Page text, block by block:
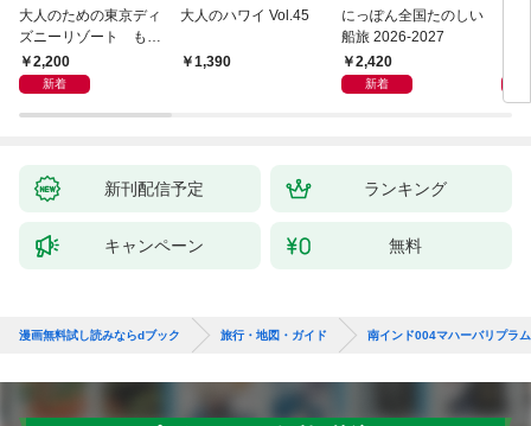
大人のための東京ディ
ズニーリゾート もっ
とやさしいガイド
2,200
新着
大人のハワイ Vol.45
1,390
にっぽん全国たのしい
船旅 2026-2027
2,420
新着
新刊配信予定 ランキング
キャンペーン 無料
漫画無料試し読みならdブック 旅行・地図・ガイド 南インド004マハーバリプラ